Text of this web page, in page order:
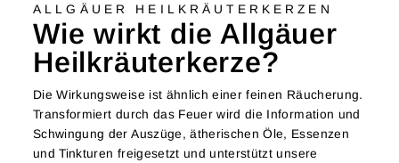
ALLGÄUER HEILKRÄUTERKERZEN
Wie wirkt die Allgäuer
Heilkräuterkerze?
Die Wirkungsweise ist ähnlich einer feinen Räucherung.
Transformiert durch das Feuer wird die Information und
Schwingung der Auszüge, ätherischen Öle, Essenzen
und Tinkturen freigesetzt und unterstützt unsere